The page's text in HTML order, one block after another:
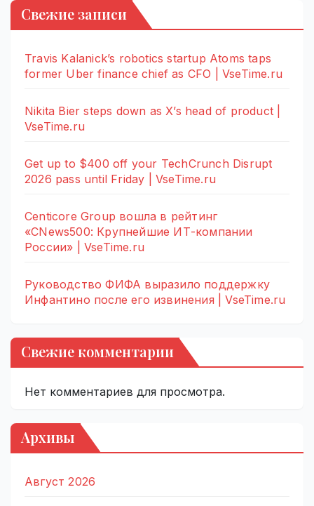
Свежие записи
Travis Kalanick’s robotics startup Atoms taps
former Uber finance chief as CFO | VseTime.ru
Nikita Bier steps down as X’s head of product |
VseTime.ru
Get up to $400 off your TechCrunch Disrupt
2026 pass until Friday | VseTime.ru
Centicore Group вошла в рейтинг
«CNews500: Крупнейшие ИТ-компании
России» | VseTime.ru
Руководство ФИФА выразило поддержку
Инфантино после его извинения | VseTime.ru
Свежие комментарии
Нет комментариев для просмотра.
Архивы
Август 2026